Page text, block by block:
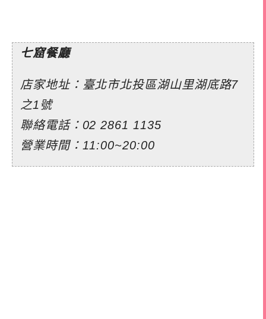
七窟餐廳
店家地址：臺北市北投區湖山里湖底路7
之1號
聯絡電話： 02 2861 1135
營業時間：11:00~20:00